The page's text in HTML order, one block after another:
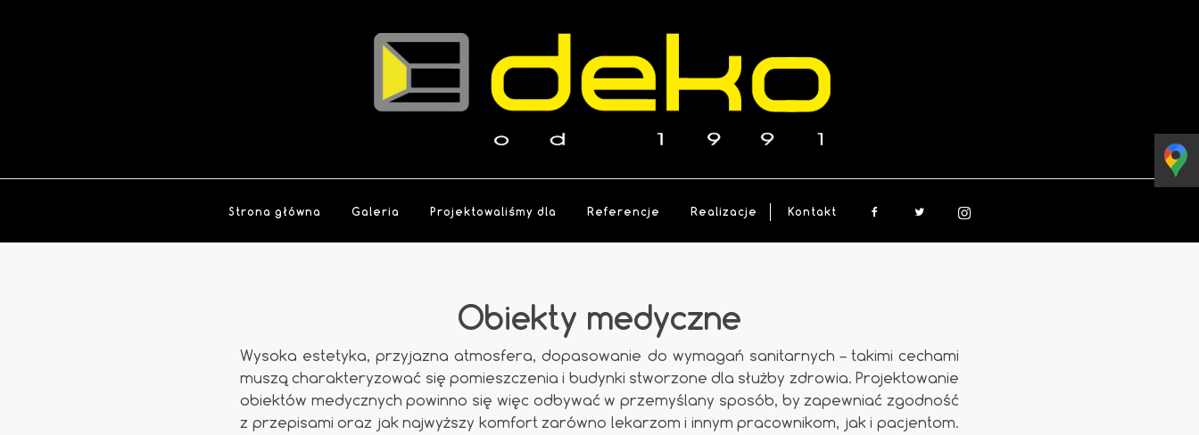
Strona główna Galeria Projektowaliśmy dla Referencje Realizacje Kontakt
Obiekty medyczne
Wysoka estetyka, przyjazna atmosfera, dopasowanie do wymagań sanitarnych – takimi cechami
muszą charakteryzować się pomieszczenia i budynki stworzone dla służby zdrowia. Projektowanie
obiektów medycznych powinno się więc odbywać w przemyślany sposób, by zapewniać zgodność
z przepisami oraz jak najwyższy komfort zarówno lekarzom i innym pracownikom, jak i pacjentom.